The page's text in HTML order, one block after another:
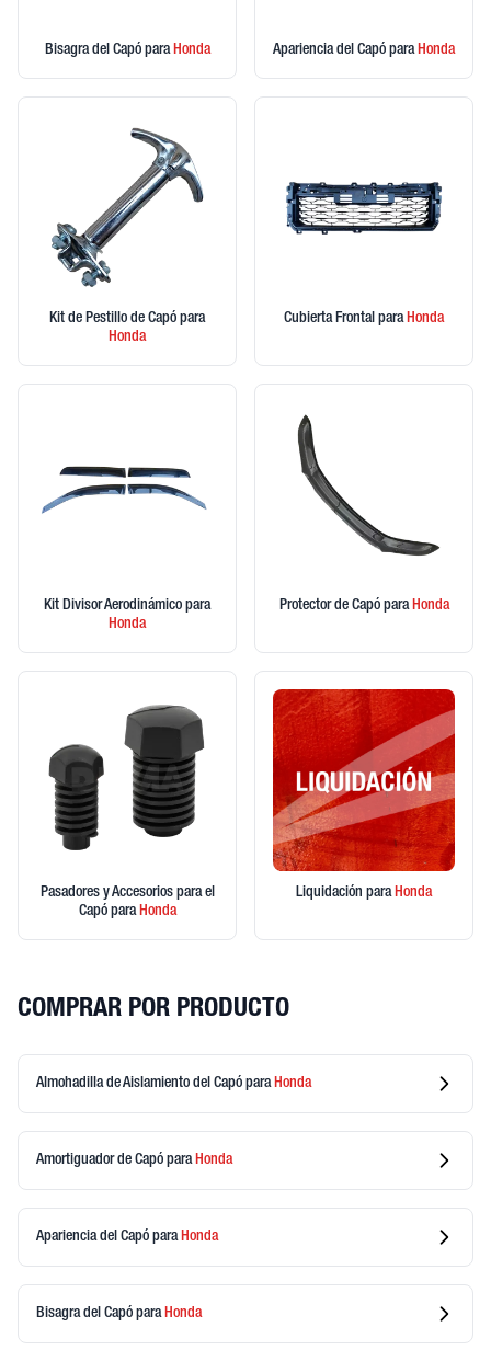
Bisagra del Capó paraHonda Apariencia del Capó paraHonda
Kit de Pestillo de Capó para
Honda
Cubierta Frontal paraHonda
Kit Divisor Aerodinámico para
Honda
Protector de Capó paraHonda
Pasadores y Accesorios para el
Capó paraHonda
Liquidación paraHonda
COMPRAR POR PRODUCTO
Almohadilla de Aislamiento del Capó para Honda
Amortiguador de Capó para Honda
Apariencia del Capó para Honda
Bisagra del Capó para Honda